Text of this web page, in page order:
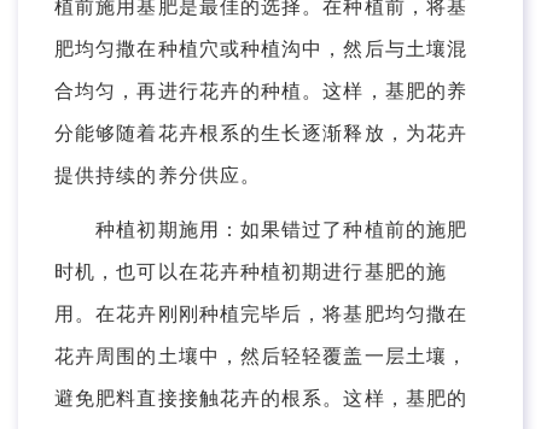
植前施用基肥是最佳的选择。在种植前，将基
肥均匀撒在种植穴或种植沟中，然后与土壤混
合均匀，再进行花卉的种植。这样，基肥的养
分能够随着花卉根系的生长逐渐释放，为花卉
提供持续的养分供应。
种植初期施用：如果错过了种植前的施肥
时机，也可以在花卉种植初期进行基肥的施
用。在花卉刚刚种植完毕后，将基肥均匀撒在
花卉周围的土壤中，然后轻轻覆盖一层土壤，
避免肥料直接接触花卉的根系。这样，基肥的